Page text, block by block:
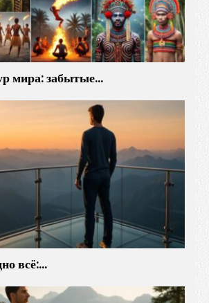
мира: забытые…
всё:…